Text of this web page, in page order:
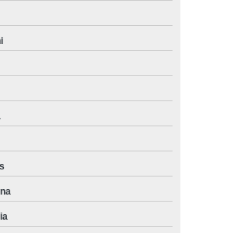
para cachorro preços Vila Georgina
gato preços Jardim Santa Terezinha
a domicílio para cachorro Jardim São
veterinário a domicílio para cachorros Nova
para animais de pequeno porte preços
para gato preços Jardim das Oliveiras
a domicílio para animais domésticos